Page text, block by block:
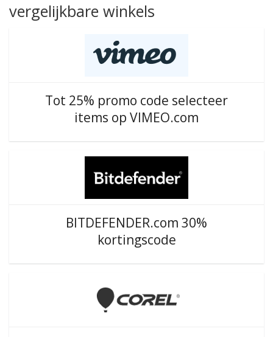
vergelijkbare winkels
Tot 25% promo code selecteer
items op VIMEO.com
BITDEFENDER.com 30%
kortingscode